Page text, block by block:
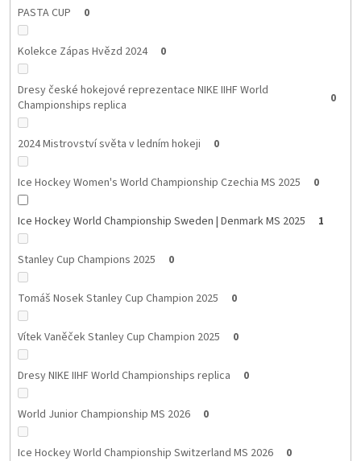
PASTA CUP 0
Kolekce Zápas Hvězd 2024 0
Dresy české hokejové reprezentace NIKE IIHF World
Championships replica
0
2024 Mistrovství světa v ledním hokeji 0
Ice Hockey Women's World Championship Czechia MS 2025 0
Ice Hockey World Championship Sweden | Denmark MS 2025 1
Stanley Cup Champions 2025 0
Tomáš Nosek Stanley Cup Champion 2025 0
Vítek Vaněček Stanley Cup Champion 2025 0
Dresy NIKE IIHF World Championships replica 0
World Junior Championship MS 2026 0
Ice Hockey World Championship Switzerland MS 2026 0